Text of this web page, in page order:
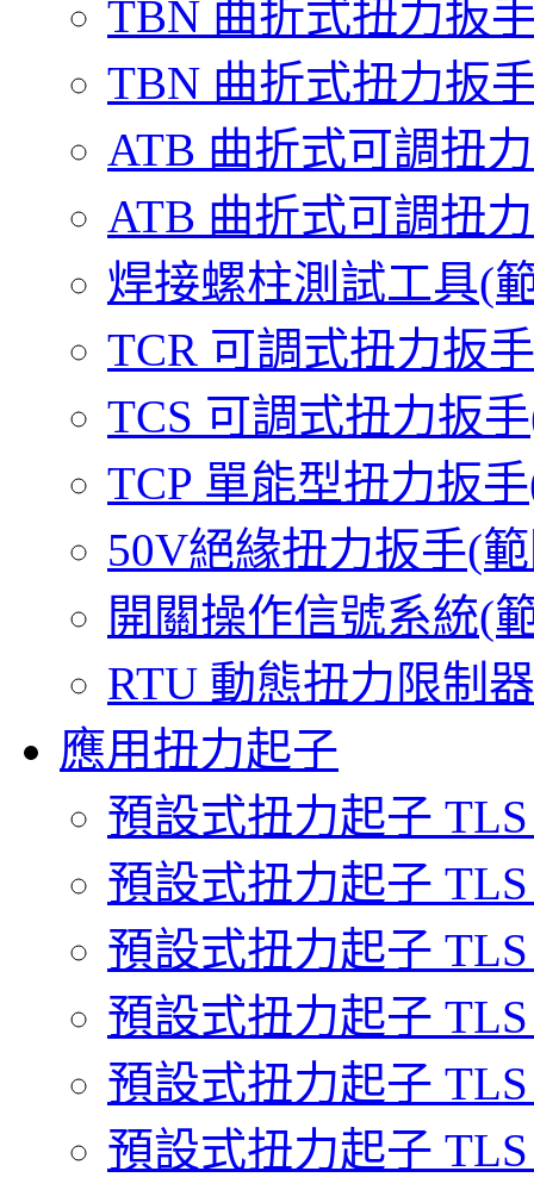
TBN 曲折式扭力扳
TBN 曲折式扭力扳
ATB 曲折式可調扭
ATB 曲折式可調扭
焊接螺柱測試工具(
TCR 可調式扭力扳
TCS 可調式扭力扳
TCP 單能型扭力扳
50V絕緣扭力扳手(
開關操作信號系統(
RTU 動態扭力限制
應用扭力起子
預設式扭力起子
預設式扭力起子
預設式扭力起子
預設式扭力起子
預設式扭力起子
預設式扭力起子 TLS